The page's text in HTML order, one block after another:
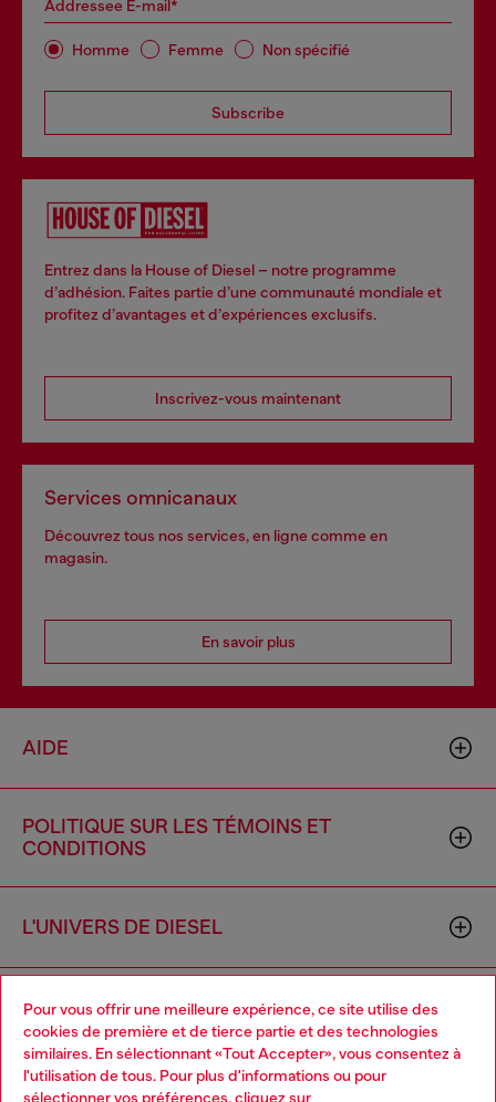
Pour vous offrir une meilleure expérience, ce site utilise des
cookies de première et de tierce partie et des technologies
similaires. En sélectionnant «Tout Accepter», vous consentez à
l'utilisation de tous. Pour plus d'informations ou pour
sélectionner vos préférences, cliquez sur
Addressee E-mail*
Homme Femme Non spécifié
Subscribe
Entrez dans la House of Diesel – notre programme
d’adhésion. Faites partie d’une communauté mondiale et
profitez d’avantages et d’expériences exclusifs.
Inscrivez-vous maintenant
Services omnicanaux
Découvrez tous nos services, en ligne comme en
magasin.
En savoir plus
AIDE
POLITIQUE SUR LES TÉMOINS ET
CONDITIONS
L'UNIVERS DE DIESEL
ENTREPRISE
Choose your location